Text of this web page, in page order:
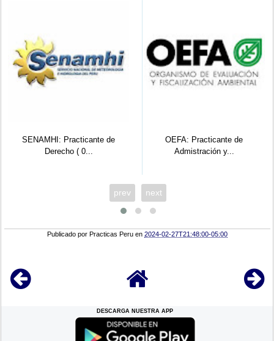
SENAMHI: Practicante de
Derecho ( 0...
OEFA: Practicante de
Admistración y...
prev next
Publicado porPracticas Peru en2024-02-27T21:48:00-05:00
DESCARGA NUESTRA APP